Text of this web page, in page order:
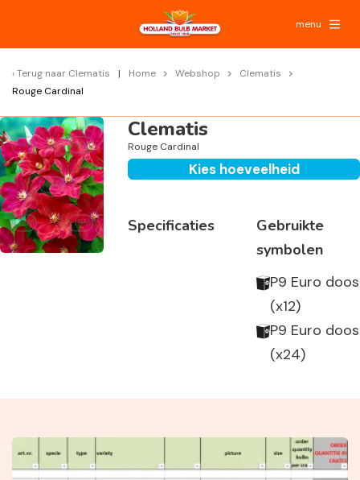
menu
Terug naar Clematis Home Webshop
Clematis
Rouge Cardinal
Clematis
Rouge Cardinal
Kies hoeveelheid
Specificaties
Gebruikte
symbolen
P9 Euro doos
(x12)
P9 Euro doos
(x24)